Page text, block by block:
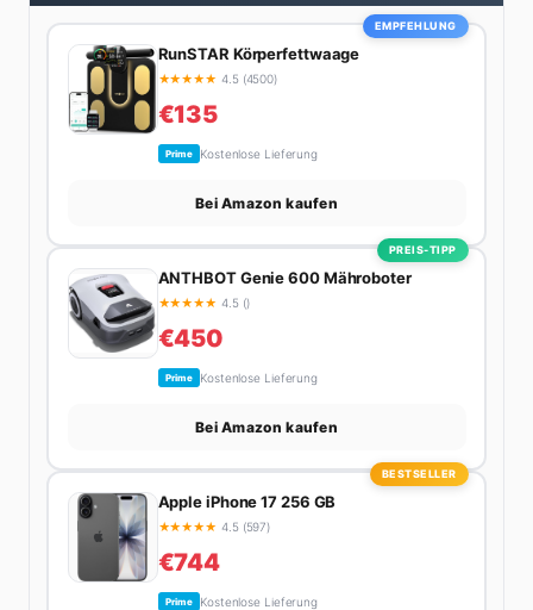
ihn beim Wandern in den Schweizer Alpen, am Grill
mit Freunden oder auf der Suche nach dem
perfekten Espresso. Sein Motto: Lieber einmal richtig
EMPFEHLUNG
RunSTAR Körperfettwaage
★★★★★ 4.5 (4500)
€135
Prime Kostenlose Lieferung
Bei Amazon kaufen
PREIS-TIPP
ANTHBOT Genie 600 Mähroboter
★★★★★ 4.5 ()
€450
Prime Kostenlose Lieferung
Bei Amazon kaufen
BESTSELLER
Apple iPhone 17 256 GB
★★★★★ 4.5 (597)
€744
Prime Kostenlose Lieferung